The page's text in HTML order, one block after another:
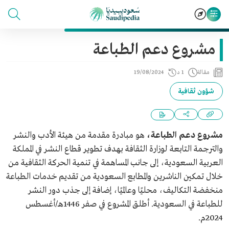
مشروع دعم الطباعة
مقالة 1 د 19/08/2024
شؤون ثقافية
مشروع دعم الطباعة، هو مبادرة مقدمة من هيئة الأدب والنشر
والترجمة التابعة لوزارة الثقافة بهدف تطوير قطاع النشر في المملكة
العربية السعودية، إلى جانب المساهمة في تنمية الحركة الثقافية من
خلال تمكين الناشرين والمطابع السعودية من تقديم خدمات الطباعة
منخفضة التكاليف، محليًا وعالميًا، إضافة إلى جذب دور النشر
للطباعة في السعودية. أطلق المشروع في صفر 1446هـ/أغسطس
2024م.